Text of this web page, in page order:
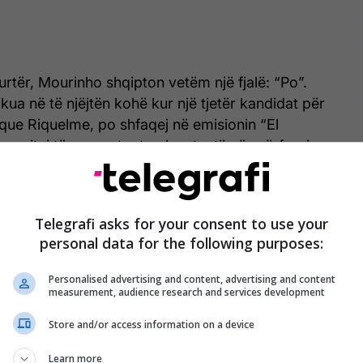
Mourinho shqipton vetëm një fjalë: “Po”.
në të njëjtën kohë kur një tjetër kandidat për
Riquelme, po shfaqej në emisionin “El
pritej të prezantonte planet e tij për përforcime.
historia por hacer.pic.twitter.com/7wLmDk8r2M
2026 (@Florentino2026_)
nëse Pérez fiton, lëvizja e parë do të jetë
i rikthimit të Mourinhos – një operacion që
Telegrafi asks for your consent to use your
personal data for the following purposes:
Personalised advertising and content, advertising and content
measurement, audience research and services development
Store and/or access information on a device
Learn more